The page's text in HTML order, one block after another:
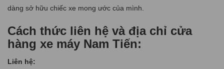
dàng sở hữu chiếc xe mong ước của mình.
Cách thức liên hệ và địa chỉ cửa
hàng xe máy Nam Tiến:
Liên hệ: